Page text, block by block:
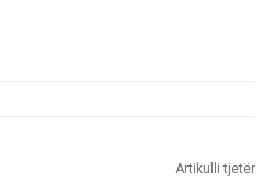
Artikulli tjetër